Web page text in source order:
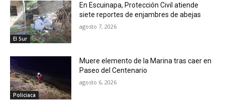
El Sur
En Escuinapa, Protección Civil atiende
siete reportes de enjambres de abejas
agosto 7, 2026
Policiaca
Muere elemento de la Marina tras caer en
Paseo del Centenario
agosto 6, 2026